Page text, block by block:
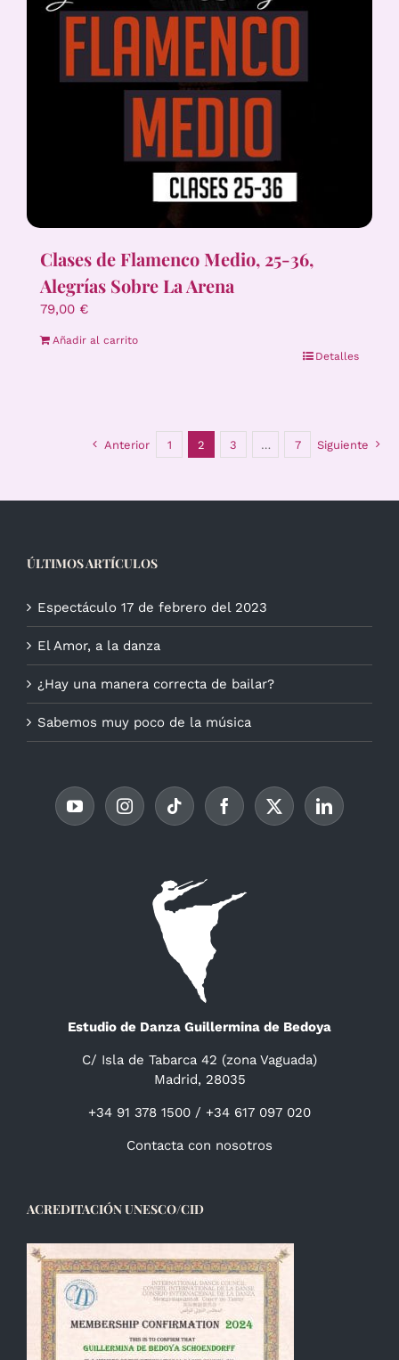
Clases de Flamenco Medio, 25-36,
Alegrías Sobre La Arena
79,00 €
Añadir al carrito
Detalles
Anterior 1 2 3 … 7 Siguiente
ÚLTIMOS ARTÍCULOS
Espectáculo 17 de febrero del 2023
El Amor, a la danza
¿Hay una manera correcta de bailar?
Sabemos muy poco de la música
Estudio de Danza Guillermina de Bedoya
C/ Isla de Tabarca 42 (zona Vaguada)
Madrid, 28035
+34 91 378 1500 / +34 617 097 020
Contacta con nosotros
ACREDITACIÓN UNESCO/CID